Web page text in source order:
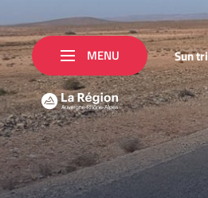
MENU Suntri